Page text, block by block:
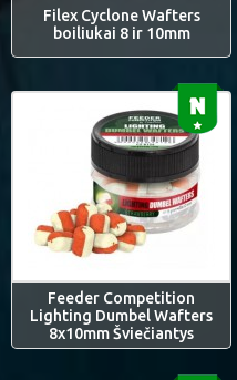
Filex Cyclone Wafters
boiliukai 8 ir 10mm
Feeder Competition
Lighting Dumbel Wafters
8x10mm Šviečiantys